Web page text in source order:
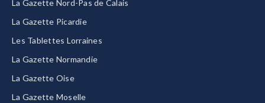
La Gazette Nord-Pas de Calais
La Gazette Picardie
Les Tablettes Lorraines
La Gazette Normandie
La Gazette Oise
La Gazette Moselle